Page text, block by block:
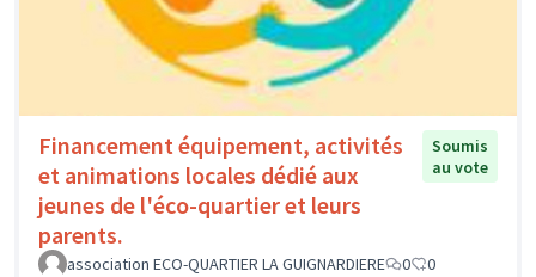
Financement équipement, activités
et animations locales dédié aux
jeunes de l'éco-quartier et leurs
parents.
Soumis
au vote
association ECO-QUARTIER LA GUIGNARDIERE 0 0